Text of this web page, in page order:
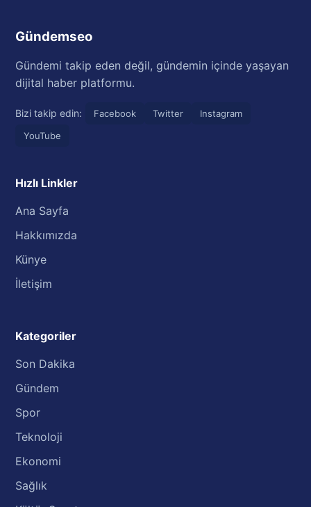
Gündemseo
Gündemi takip eden değil, gündemin içinde yaşayan
dijital haber platformu.
Bizi takip edin: Facebook Twitter
Instagram
YouTube
Hızlı Linkler
Ana Sayfa
Hakkımızda
Künye
İletişim
Kategoriler
Son Dakika
Gündem
Spor
Teknoloji
Ekonomi
Sağlık